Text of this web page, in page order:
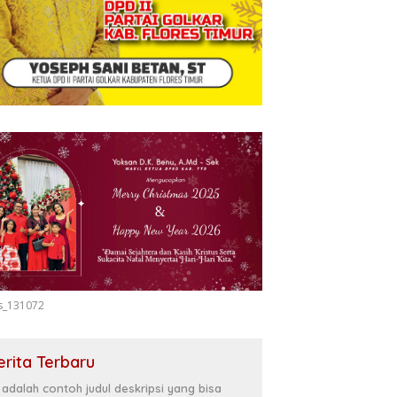
Terbaru
adalah contoh judul deskripsi yang bisa